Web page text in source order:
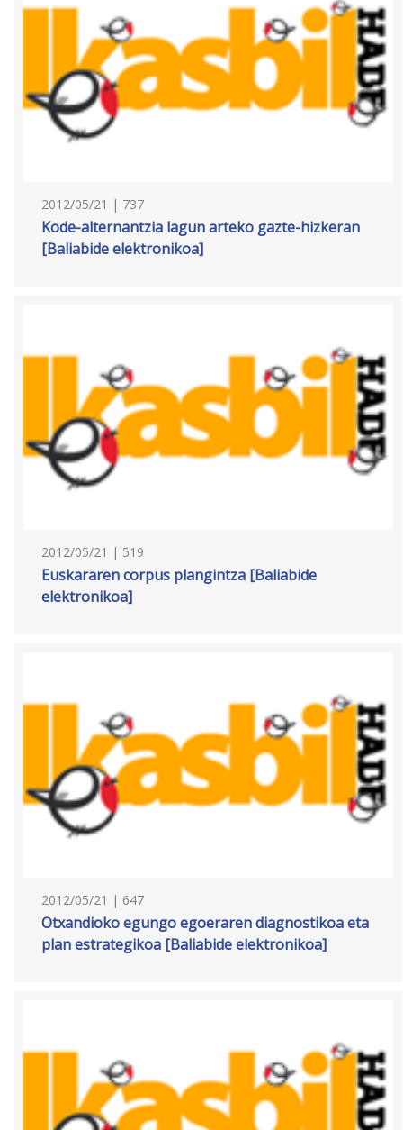
2012/05/21 | 737
Kode-alternantzia lagun arteko gazte-hizkeran
[Baliabide elektronikoa]
2012/05/21 | 519
Euskararen corpus plangintza [Baliabide
elektronikoa]
2012/05/21 | 647
Otxandioko egungo egoeraren diagnostikoa eta
plan estrategikoa [Baliabide elektronikoa]